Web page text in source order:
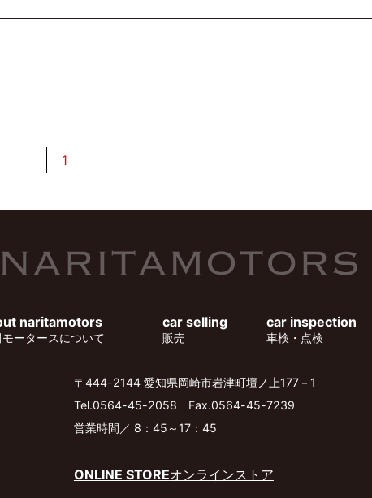
1
naritamotors
モータースについて
car selling
販売
car inspection
車検・点検
〒444-2144 愛知県岡崎市岩津町壇ノ上177－1
Tel.0564-45-2058 Fax.0564-45-7239
営業時間／ 8：45～17：45
ONLINE STOREオンラインストア